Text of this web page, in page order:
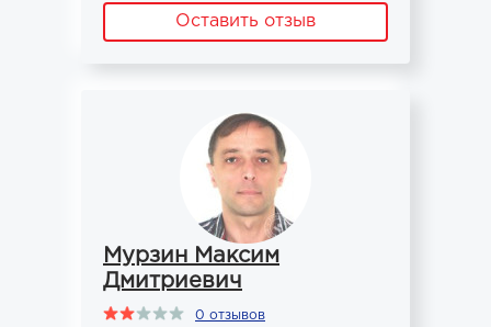
Оставить отзыв
Мурзин Максим
Дмитриевич
0 отзывов